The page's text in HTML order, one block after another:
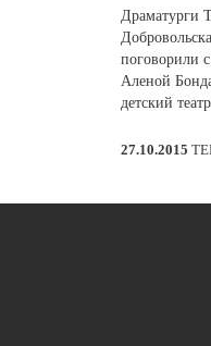
Драматурги
поговорили
Аленой
детский
27.10.2015